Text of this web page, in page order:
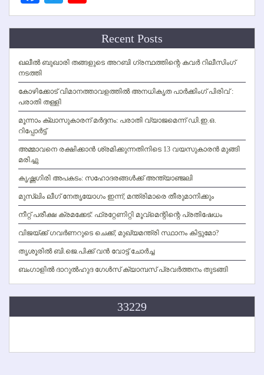
Channel
Recent Posts
ഖലീല്‍ ബുഖാരി തങ്ങളുടെ അറബി ഗ്രന്ഥത്തിന്റെ കവര്‍ റിലീസിംഗ്
നടത്തി
കോഴിക്കോട് വിമാനത്താവളത്തില്‍ അനധികൃത പാര്‍ക്കിംഗ് പിരിവ് :
പരാതി തള്ളി
മൂന്നാം ക്ലാസുകാരന് മര്‍ദ്ദനം: പരാതി വ്യാജമെന്ന് ഡി.ഇ.ഒ.
റിപ്പോര്‍ട്ട്
അമ്മാവനെ രക്ഷിക്കാന്‍ ശ്രമിക്കുന്നതിനിടെ 13 വയസുകാരന്‍ മുങ്ങി
മരിച്ചു
കൃഷ്ണഗിരി അപകടം: സഹോദരങ്ങള്‍ക്ക് അന്ത്യാഞ്ജലി
മുസ്ലിം ലീഗ് നേതൃയോഗം ഇന്ന്; മന്ത്രിമാരെ തീരുമാനിക്കും
നീറ്റ് പരീക്ഷ ക്രമക്കേട്: ഫ്രറ്റേണിറ്റി മൂവ്‌മെന്റിന്റെ പ്രതിഷേധം
വിജയ്ക്ക് ഗവര്‍ണറുടെ ചെക്ക്; മുഖ്യമന്ത്രി സ്ഥാനം കിട്ടുമോ?
തൃശൂരില്‍ ബി.ജെ.പിക്ക് വന്‍ വോട്ട് ചോര്‍ച്ച
ബംഗാളില്‍ ദാറുല്‍ഹുദ ഗേള്‍സ് ക്യാമ്പസ് പ്രവര്‍ത്തനം തുടങ്ങി
33229